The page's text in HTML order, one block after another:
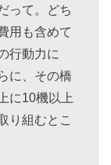
って。どち
用も含めて
行動力に
に、その橋
に10機以上
り組むとこ